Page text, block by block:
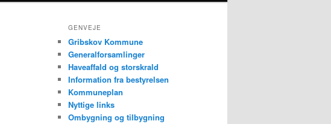
GENVEJE
Gribskov Kommune
Generalforsamlinger
Haveaffald og storskrald
Information fra bestyrelsen
Kommuneplan
Nyttige links
Ombygning og tilbygning